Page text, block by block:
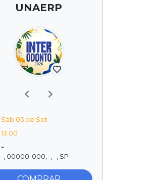
UNAERP
PreviousNext
Sáb 05 de Set
13:00
-
-, 00000-000, -, -, SP